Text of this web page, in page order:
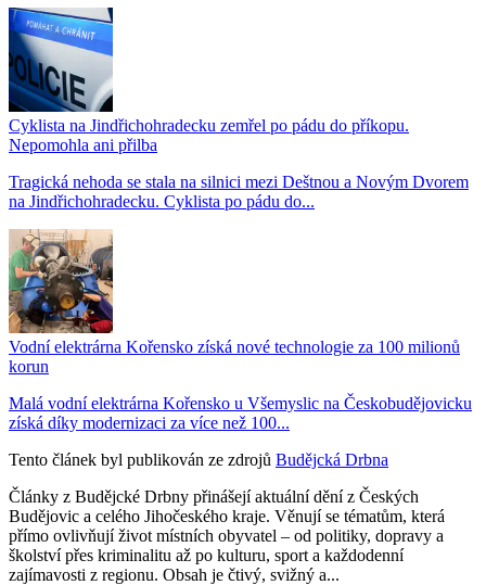
Cyklista na Jindřichohradecku zemřel po pádu do příkopu.
Nepomohla ani přilba
Tragická nehoda se stala na silnici mezi Deštnou a Novým Dvorem
na Jindřichohradecku. Cyklista po pádu do...
Vodní elektrárna Kořensko získá nové technologie za 100 milionů
korun
Malá vodní elektrárna Kořensko u Všemyslic na Českobudějovicku
získá díky modernizaci za více než 100...
Tento článek byl publikován ze zdrojů Budějcká Drbna
Články z Budějcké Drbny přinášejí aktuální dění z Českých
Budějovic a celého Jihočeského kraje. Věnují se tématům, která
přímo ovlivňují život místních obyvatel – od politiky, dopravy a
školství přes kriminalitu až po kulturu, sport a každodenní
zajímavosti z regionu. Obsah je čtivý, svižný a...